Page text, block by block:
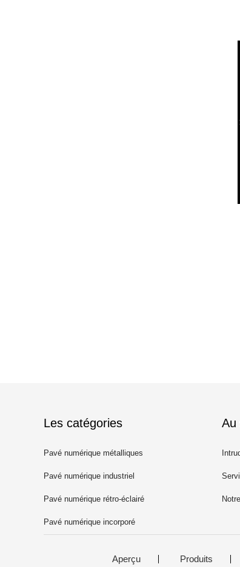
Les catégories
Pavé numérique métalliques
Pavé numérique industriel
Pavé numérique rétro-éclairé
Pavé numérique incorporé
Au
Aperçu Produits